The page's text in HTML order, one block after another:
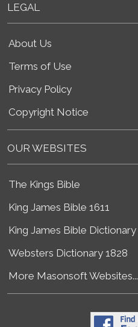
LEGAL
About Us
Terms of Use
Privacy Policy
Copyright Notice
OUR WEBSITES
The Kings Bible
King James Bible 1611
King James Bible Dictionary
Websters Dictionary 1828
More Masonsoft Websites...